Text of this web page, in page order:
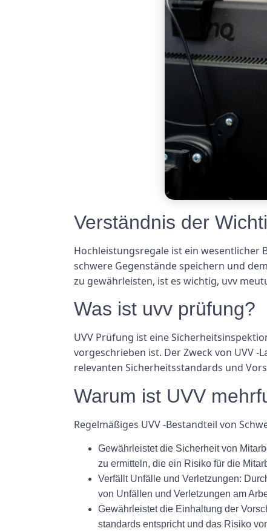
Verständnis der
Hochleistungsregale ist ein wesentlicher
schwere Gegenstände speichern und
zu gewährleisten, ist es wichtig, uvv
Was ist uvv prüfung?
UVV Prüfung ist eine
vorgeschrieben ist. Der Zweck von UVV
relevanten Sicherheitsstandards und
Warum ist UVV
Regelmäßiges UVV -Bestandteil von
Gewährleistet die Sicherheit von
zu ermitteln, die ein Risiko für die
Verfällt Unfälle und Verletzungen:
von Unfällen und Verletzungen am
Gewährleistet die Einhaltung der
standards entspricht und das Risiko